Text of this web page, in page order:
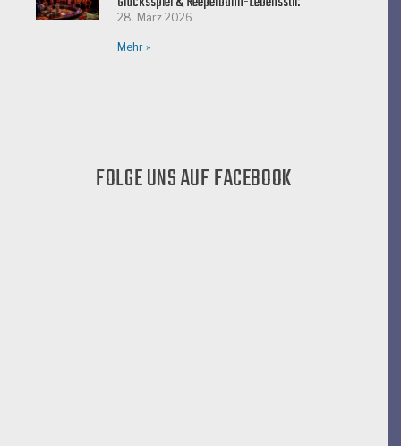
28. März 2026
Mehr »
FOLGE UNS AUF FACEBOOK